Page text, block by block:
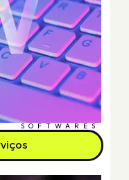
SOFTWARES